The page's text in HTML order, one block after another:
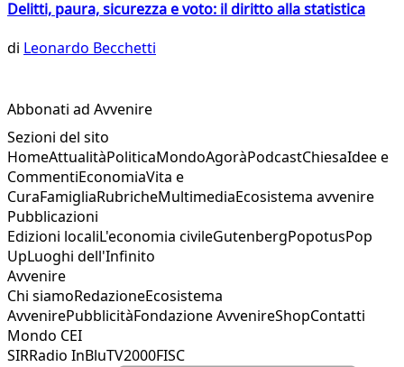
Delitti, paura, sicurezza e voto: il diritto alla statistica
di Leonardo Becchetti
Abbonati ad Avvenire
Sezioni del sito
HomeAttualitàPoliticaMondoAgoràPodcastChiesaIdee e
CommentiEconomiaVita e
CuraFamigliaRubricheMultimediaEcosistema avvenire
Pubblicazioni
Edizioni localiL'economia civileGutenbergPopotusPop
UpLuoghi dell'Infinito
Avvenire
Chi siamoRedazioneEcosistema
AvvenirePubblicitàFondazione AvvenireShopContatti
Mondo CEI
SIRRadio InBluTV2000FISC